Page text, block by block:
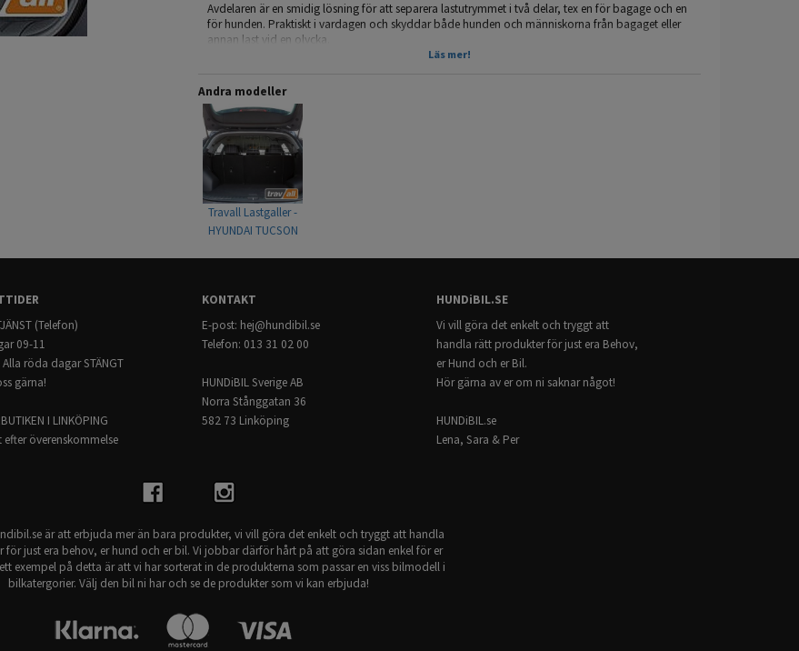
Avdelaren är en smidig lösning för att separera lastutrymmet i två delar, tex en för bagage och en
för hunden. Praktiskt i vardagen och skyddar både hunden och människorna från bagaget eller
annan last vid en olycka.
framtill och spänns fast mellan taket och golvet baktill.
Avdelaren kan placeras mitt i bagaget (50/50) men de nyare kan även monteras i ca 70/30, 30/70
men vänligen kontrollera monteringsanvisningen (under fliken dokument) för detaljer om ert
galler.
Travall är en Brittisk tillverkare av högkvalitativa lastgaller och avdelare med över 30 års
erfarenhet.
- Modellanpassad
- Ingen åverkan på bilen
- Mörkgrå
Modellspecifikt:
- Avdelaren kan bara kombineras med lastgaller TDG1503.
- Avdelaren passar INTE modeller med panoramatak.
Passar till:
Hyundai Tucson 2015 - 2018 ->
Läs mer!
Andra modeller
Travall Lastgaller -
HYUNDAI TUCSON
(Telefon)
09-11
Alla röda dagar STÄNGT
gärna!
I LINKÖPING
efter överenskommelse
KONTAKT
E-post: hej@hundibil.se
Telefon: 013 31 02 00
HUNDiBIL Sverige AB
Norra Stånggatan 36
582 73 Linköping
HUNDiBIL.SE
Vi vill göra det enkelt och tryggt att
handla rätt produkter för just era Behov,
er Hund och er Bil.
Hör gärna av er om ni saknar något!
HUNDiBIL.se
Lena, Sara & Per
är att erbjuda mer än bara produkter, vi vill göra det enkelt och tryggt att handla
för just era behov, er hund och er bil. Vi jobbar därför hårt på att göra sidan enkel för er
exempel på detta är att vi har sorterat in de produkterna som passar en viss bilmodell i
bilkatergorier. Välj den bil ni har och se de produkter som vi kan erbjuda!